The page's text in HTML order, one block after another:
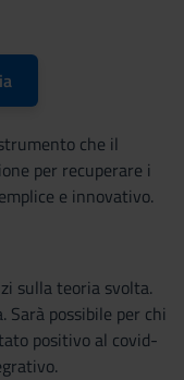
che il
per recuperare i
e innovativo.
sulla teoria svolta.
possibile per chi
positivo al covid-